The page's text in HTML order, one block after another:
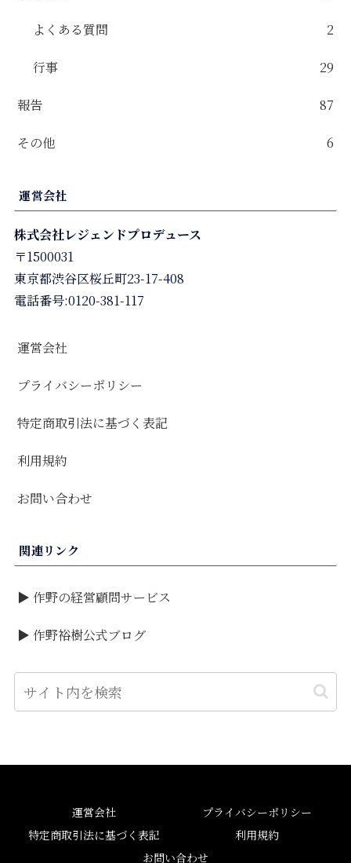
よくある質問 2
行事 29
報告 87
その他 6
運営会社
株式会社レジェンドプロデュース
〒1500031
東京都渋谷区桜丘町23-17-408
電話番号:0120-381-117
運営会社
プライバシーポリシー
特定商取引法に基づく表記
利用規約
お問い合わせ
関連リンク
▶ 作野の経営顧問サービス
▶ 作野裕樹公式ブログ
運営会社
プライバシーポリシー
特定商取引法に基づく表記
利用規約
お問い合わせ